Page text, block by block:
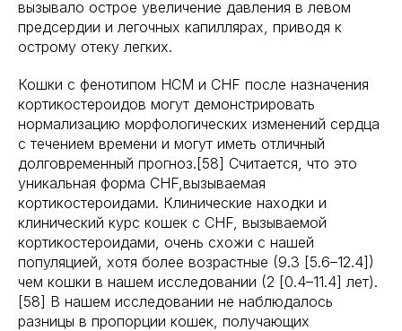
вызывало острое увеличение давления в левом
предсердии и легочных капиллярах, приводя к
острому отеку легких.
Кошки с фенотипом HCM и CHF после назначения
кортикостероидов могут демонстрировать
нормализацию морфологических изменений сердца
с течением времени и могут иметь отличный
долговременный прогноз.[58] Считается, что это
уникальная форма CHF,вызываемая
кортикостероидами. Клинические находки и
клинический курс кошек с CHF, вызываемой
кортикостероидами, очень схожи с нашей
популяцией, хотя более возрастные (9.3 [5.6–12.4])
чем кошки в нашем исследовании (2 [0.4–11.4] лет).
[58] В нашем исследовании не наблюдалось
разницы в пропорции кошек, получающих